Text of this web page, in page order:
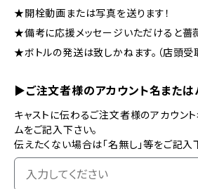
★開栓動画または写真を送ります！
★備考に応援メッセージいただけると薔
★ボトルの発送は致しかねます。（店頭受
▶ご注文者様のアカウント名または
キャストに伝わるご注文者様のアカウン
ムをご記入下さい。
伝えたくない場合は「名無し」等をご記入